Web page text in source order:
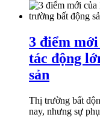
3 điểm
tác động
sản
Thị trường bất
nay, nhưng sự